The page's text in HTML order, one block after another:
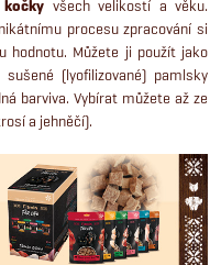
všech velikostí a věku.
procesu zpracování si
hodnotu. Můžete ji použít jako
(lyofilizované) pamlsky
barviva. Vybírat můžete až ze
a jehněčí).